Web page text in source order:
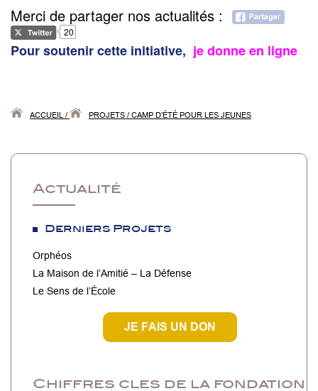
Merci de partager nos actualités :
20
Pour soutenir cette initiative, je donne en ligne
ACCUEIL / PROJETS / CAMP D’ÉTÉ POUR LES JEUNES
Actualité
Derniers Projets
Orphéos
La Maison de l’Amitié – La Défense
Le Sens de l’École
JE FAIS UN DON
Chiffres cles de la fondation